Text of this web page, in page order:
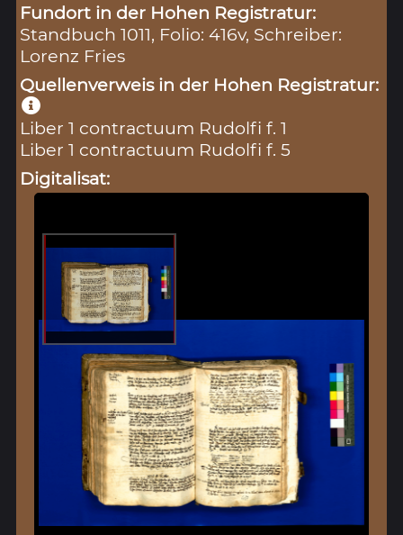
Fundort in der Hohen Registratur:
Standbuch 1011, Folio: 416v, Schreiber:
Lorenz Fries
Quellenverweis in der Hohen Registratur:
Liber 1 contractuum Rudolfi f. 1
Liber 1 contractuum Rudolfi f. 5
Digitalisat: